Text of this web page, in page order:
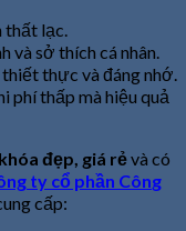
thất lạc.
và sở thích cá nhân.
thiết thực và đáng nhớ.
phí thấp mà hiệu quả
đẹp, giá rẻvà có
ty cổ phần Công
cấp: